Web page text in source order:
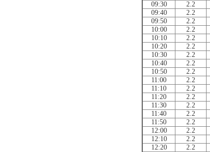
09:30
2.2
09:40
2.2
09:50
2.2
10:00
2.2
10:10
2.2
10:20
2.2
10:30
2.2
10:40
2.2
10:50
2.2
11:00
2.2
11:10
2.2
11:20
2.2
11:30
2.2
11:40
2.2
11:50
2.2
12:00
2.2
12:10
2.2
12:20
2.2